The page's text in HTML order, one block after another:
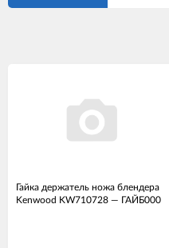
Гайка держатель ножа блендера
Kenwood KW710728 — ГАЙБ000